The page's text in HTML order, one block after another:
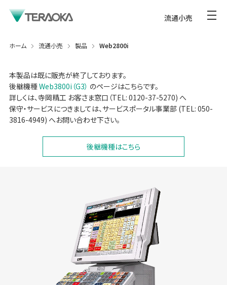
流通小売
ホーム 流通小売 製品 Web2800i
本製品は既に販売が終了しております。
後継機種Web3800i（G3） のページはこちらです。
詳しくは、寺岡精工 お客さま窓口（TEL: 0120-37-5270) へ
保守・サービスにつきましては、サービスポータル事業部 (TEL: 050-
3816-4949) へお問い合わせ下さい。
後継機種はこちら